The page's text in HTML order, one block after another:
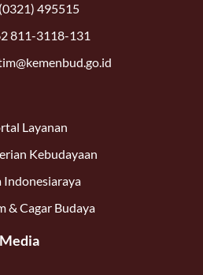
(0321) 495515
811-3118-131
Layanan
Kebudayaan
Indonesiaraya
& Cagar Budaya